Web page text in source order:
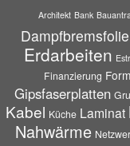
Architekt Bank
Dampfbremsfolie
Erdarbeiten
Finanzierung
Gipsfaserplatten
Kabel Küche Laminat
Nahwärme